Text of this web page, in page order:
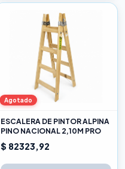
Agotado
ESCALERA DE PINTOR ALPINA
PINO NACIONAL 2,10M PRO
$ 82323,92